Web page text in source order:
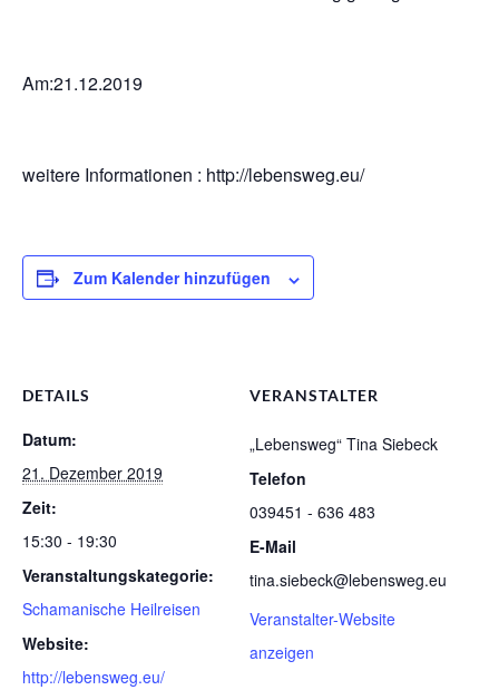
Am:21.12.2019
weitere Informationen : http://lebensweg.eu/
Zum Kalender hinzufügen
DETAILS
Datum:
21. Dezember 2019
Zeit:
15:30 - 19:30
Veranstaltungskategorie:
Schamanische Heilreisen
Website:
http://lebensweg.eu/
VERANSTALTER
„Lebensweg“ Tina Siebeck
Telefon
039451 - 636 483
E-Mail
tina.siebeck@lebensweg.eu
Veranstalter-Website
anzeigen